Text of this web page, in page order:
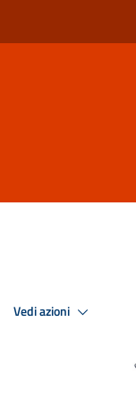
Vedi azioni